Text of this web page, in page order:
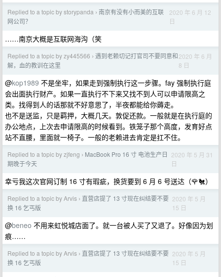
Replied to a topic by storypanda › 南京有没有小而美的互联
网公司？
2020 年 6 月 12
日
……南京大概是互联网海沟（笑
Replied to a topic by zy445566 › 遇到老赖切记打官司不要同意和
解，血的教训在这里
2020 年 6 月
8 日
@kop1989 不是坐牢，如果走到强制执行这一步骤。fay 强制执行庭
会出面执行财产。如果一直执行不下来又找不到人可以申请限高之
类。找得到人的话那就不好意思了，半夜都能给你薅走。
也不是送监，只是羁押，大概几天。敦促还款。一般就是在执行庭的
办公地点，上次去申请限高的时候看到。铁笼子那个高度，发育好点
站不直腰，里面就一椅子。一般的老赖进去肯定是扛不住。
Replied to a topic by zjfeng › MacBook Pro 16 寸 电池生产日
期晚于今天
2020 年 5 月 31
日
幸亏我这次官网订制 16 寸有瑕疵，换货要到 6 月 6 号送达（🌹🐔）
Replied to a topic by Arvis › 直营店提了 13 寸现在纠结要不要
换 16 乞丐版
2020 年 5 月
15 日
@beneo 不用来虹悦城店面了。就一台被人买了又退了。好像因为划
痕……
Replied to a topic by Arvis › 直营店提了 13 寸现在纠结要不要
换 16 乞丐版
2020 年 5 月
15 日